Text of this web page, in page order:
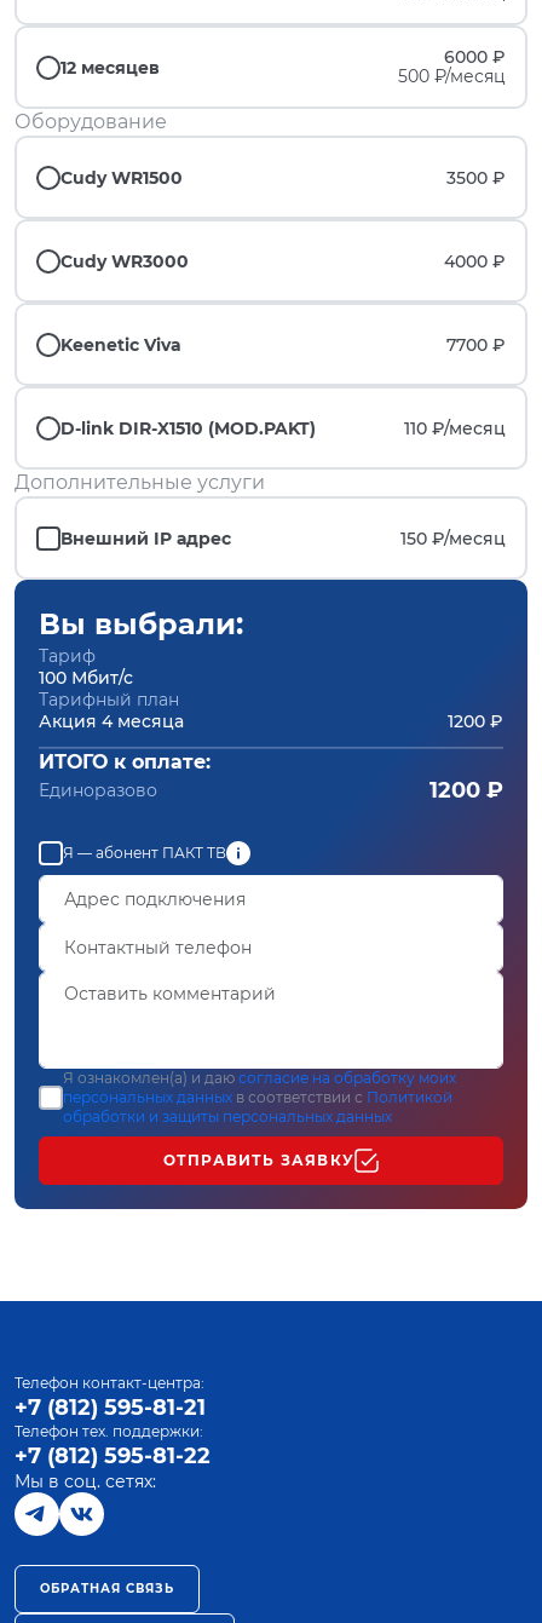
12 месяцев
6000 ₽
500 ₽/месяц
Оборудование
Cudy WR1500 3500 ₽
Cudy WR3000 4000 ₽
Keenetic Viva 7700 ₽
D-link DIR-X1510 (MOD.PAKT) 110 ₽/месяц
Дополнительные услуги
Внешний IP адрес 150 ₽/месяц
Вы выбрали:
Тариф
100 Мбит/с
Тарифный план
Акция 4 месяца
1200 ₽
ИТОГО к оплате:
Единоразово 1200 ₽
Я — абонент ПАКТ ТВ
Я ознакомлен(а) и даю согласие на обработку моих
персональных данных в соответствии с Политикой
обработки и защиты персональных данных
ОТПРАВИТЬ ЗАЯВКУ
Телефон контакт-центра:
+7 (812) 595-81-21
Телефон тех. поддержки:
+7 (812) 595-81-22
Мы в соц. сетях:
ОБРАТНАЯ СВЯЗЬ